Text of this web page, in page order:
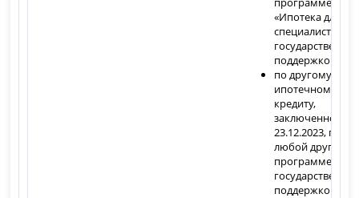
«Ипотека для ИТ-
специалистов с
поддержкой»;
по другому
ипотечному
кредиту,
заключенному с
23.12.2023, по
любой другой
программе с
поддержкой.